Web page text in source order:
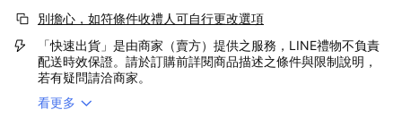
別擔心，如符條件收禮人可自行更改選項
「快速出貨」是由商家（賣方）提供之服務，LINE禮物不負責
配送時效保證。請於訂購前詳閱商品描述之條件與限制說明，
若有疑問請洽商家。
看更多